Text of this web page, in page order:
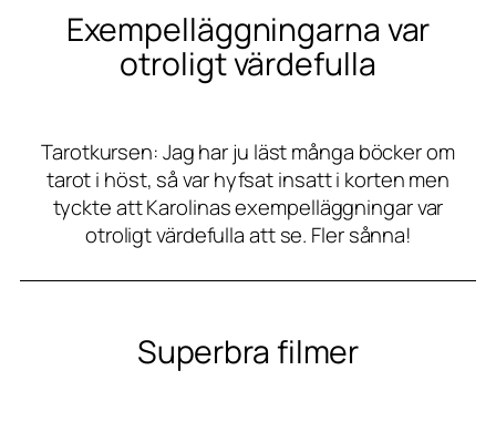
Exempelläggningarna var
otroligt värdefulla
Tarotkursen: Jag har ju läst många böcker om
tarot i höst, så var hyfsat insatt i korten men
tyckte att Karolinas exempelläggningar var
otroligt värdefulla att se. Fler sånna!
Superbra filmer